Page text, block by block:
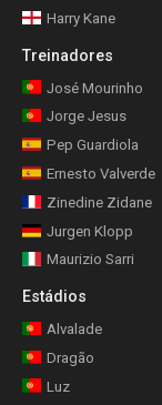
Harry Kane
Treinadores
José Mourinho
Jorge Jesus
Pep Guardiola
Ernesto Valverde
Zinedine Zidane
Jurgen Klopp
Maurizio Sarri
Estádios
Alvalade
Dragão
Luz